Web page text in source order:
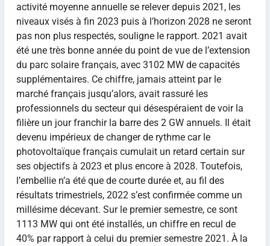
activité moyenne annuelle se relever depuis 2021, les
niveaux visés à fin 2023 puis à l’horizon 2028 ne seront
pas non plus respectés, souligne le rapport. 2021 avait
été une très bonne année du point de vue de l’extension
du parc solaire français, avec 3102 MW de capacités
supplémentaires. Ce chiffre, jamais atteint par le
marché français jusqu’alors, avait rassuré les
professionnels du secteur qui désespéraient de voir la
filière un jour franchir la barre des 2 GW annuels. Il était
devenu impérieux de changer de rythme car le
photovoltaïque français cumulait un retard certain sur
ses objectifs à 2023 et plus encore à 2028. Toutefois,
l’embellie n’a été que de courte durée et, au fil des
résultats trimestriels, 2022 s’est confirmée comme un
millésime décevant. Sur le premier semestre, ce sont
1113 MW qui ont été installés, un chiffre en recul de
40% par rapport à celui du premier semestre 2021. À la